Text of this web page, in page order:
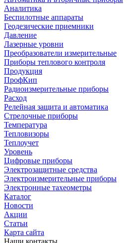
Аналитика
Беспилотные аппараты
Геодезические приемники
Давление
Лазерные уровни
Преобразователи измерительные
Приборы теплового контроля
Продукция
ПрофКип
Радиоизмерительные приборы
Расход
Релейная защита и автоматика
Стрелочные приборы
Температура
Тепловизоры
Теплоучет
Уровень
Цифровые приборы
Электрозащитные средства
Электроизмерительные приборы
Электронные тахеометры
Каталог
Новости
Акции
Статьи
Карта сайта